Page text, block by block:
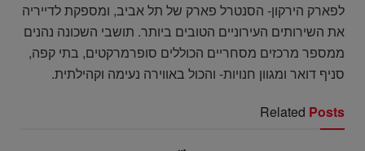
לפארק הירקון- הסנטרל פארק של תל אביב, ומספקת לדייריה
את השירותים העירוניים הטובים ביותר. תושבי השכונה נהנים
ממספר מרכזים מסחריים הכוללים סופרמרקטים, בתי קפה,
סניף דואר ומגוון חנויות- והכול באווירה נעימה וקהילתית.
Related Posts